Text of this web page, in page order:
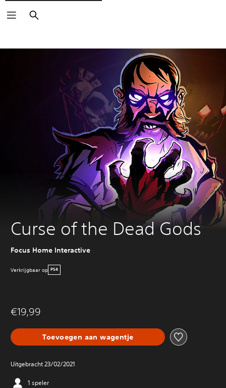
Zoeken
Curse of the Dead Gods
Focus Home Interactive
Verkrijgbaar op PS4
€19,99
Toevoegen aan wagentje
Uitgebracht 23/02/2021
1 speler